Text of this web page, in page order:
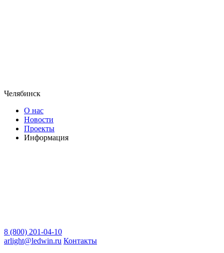
Челябинск
О нас
Новости
Проекты
Информация
8 (800) 201-04-10
arlight@ledwin.ru Контакты